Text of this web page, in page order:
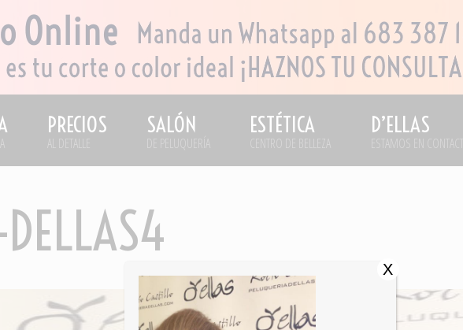
PRECIOS
AL DETALLE
SALÓN
DE PELUQUERÍA
ESTÉTICA
CENTRO DE BELLEZA
D’ELLAS
ESTAMOS EN CONTACTO
X